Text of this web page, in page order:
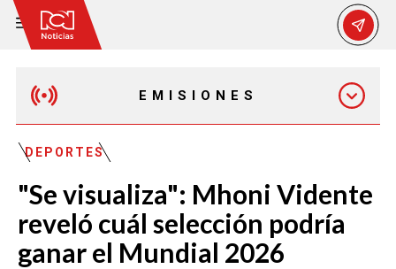
EMISIONES
EMISIÓN 7:00 PM
DEPORTES
"Se visualiza": Mhoni Vidente
reveló cuál selección podría
ganar el Mundial 2026